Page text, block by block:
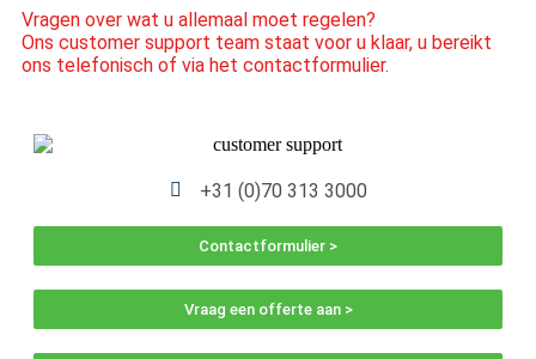
Vragen over wat u allemaal moet regelen?
Ons customer support team staat voor u klaar, u bereikt
ons telefonisch of via het contactformulier.
+31 (0)70 313 3000
Contactformulier >
Vraag een offerte aan >